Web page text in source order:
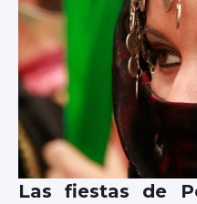
Las fiestas de